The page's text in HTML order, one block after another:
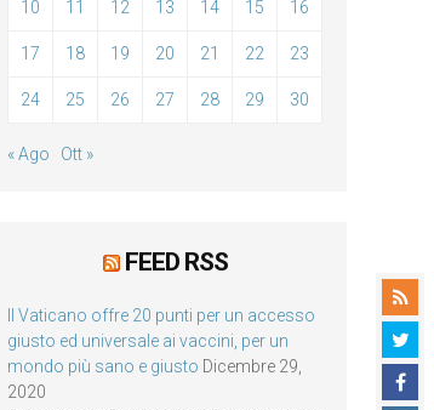
10 11 12 13 14 15 16
17 18 19 20 21 22 23
24 25 26 27 28 29 30
« Ago Ott »
FEED RSS
Il Vaticano offre 20 punti per un accesso
giusto ed universale ai vaccini, per un
mondo più sano e giusto Dicembre 29,
2020